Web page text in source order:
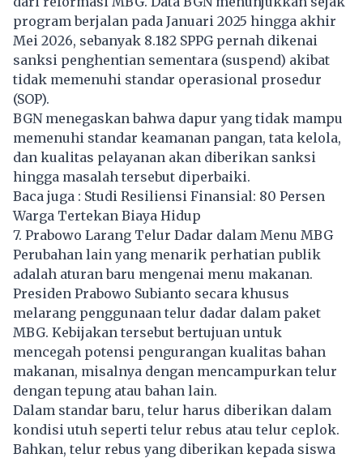
program berjalan pada Januari 2025 hingga akhir
Mei 2026, sebanyak 8.182 SPPG pernah dikenai
sanksi penghentian sementara (suspend) akibat
tidak memenuhi standar operasional prosedur
(SOP).
BGN menegaskan bahwa dapur yang tidak mampu
memenuhi standar keamanan pangan, tata kelola,
dan kualitas pelayanan akan diberikan sanksi
hingga masalah tersebut diperbaiki.
Baca juga : Studi Resiliensi Finansial: 80 Persen
Warga Tertekan Biaya Hidup
7. Prabowo Larang Telur Dadar dalam Menu MBG
Perubahan lain yang menarik perhatian publik
adalah aturan baru mengenai menu makanan.
Presiden Prabowo Subianto secara khusus
melarang penggunaan telur dadar dalam paket
MBG. Kebijakan tersebut bertujuan untuk
mencegah potensi pengurangan kualitas bahan
makanan, misalnya dengan mencampurkan telur
dengan tepung atau bahan lain.
Dalam standar baru, telur harus diberikan dalam
kondisi utuh seperti telur rebus atau telur ceplok.
Bahkan, telur rebus yang diberikan kepada siswa